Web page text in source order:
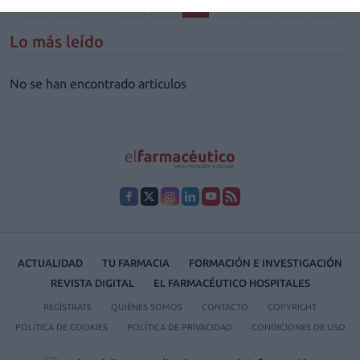
Lo más leído
No se han encontrado artículos
ACTUALIDAD TU FARMACIA
FORMACIÓN E INVESTIGACIÓN
REVISTA DIGITAL
EL FARMACÉUTICO HOSPITALES
REGÍSTRATE QUIÉNES SOMOS CONTACTO COPYRIGHT
POLÍTICA DE COOKIES POLÍTICA DE PRIVACIDAD CONDICIONES DE USO